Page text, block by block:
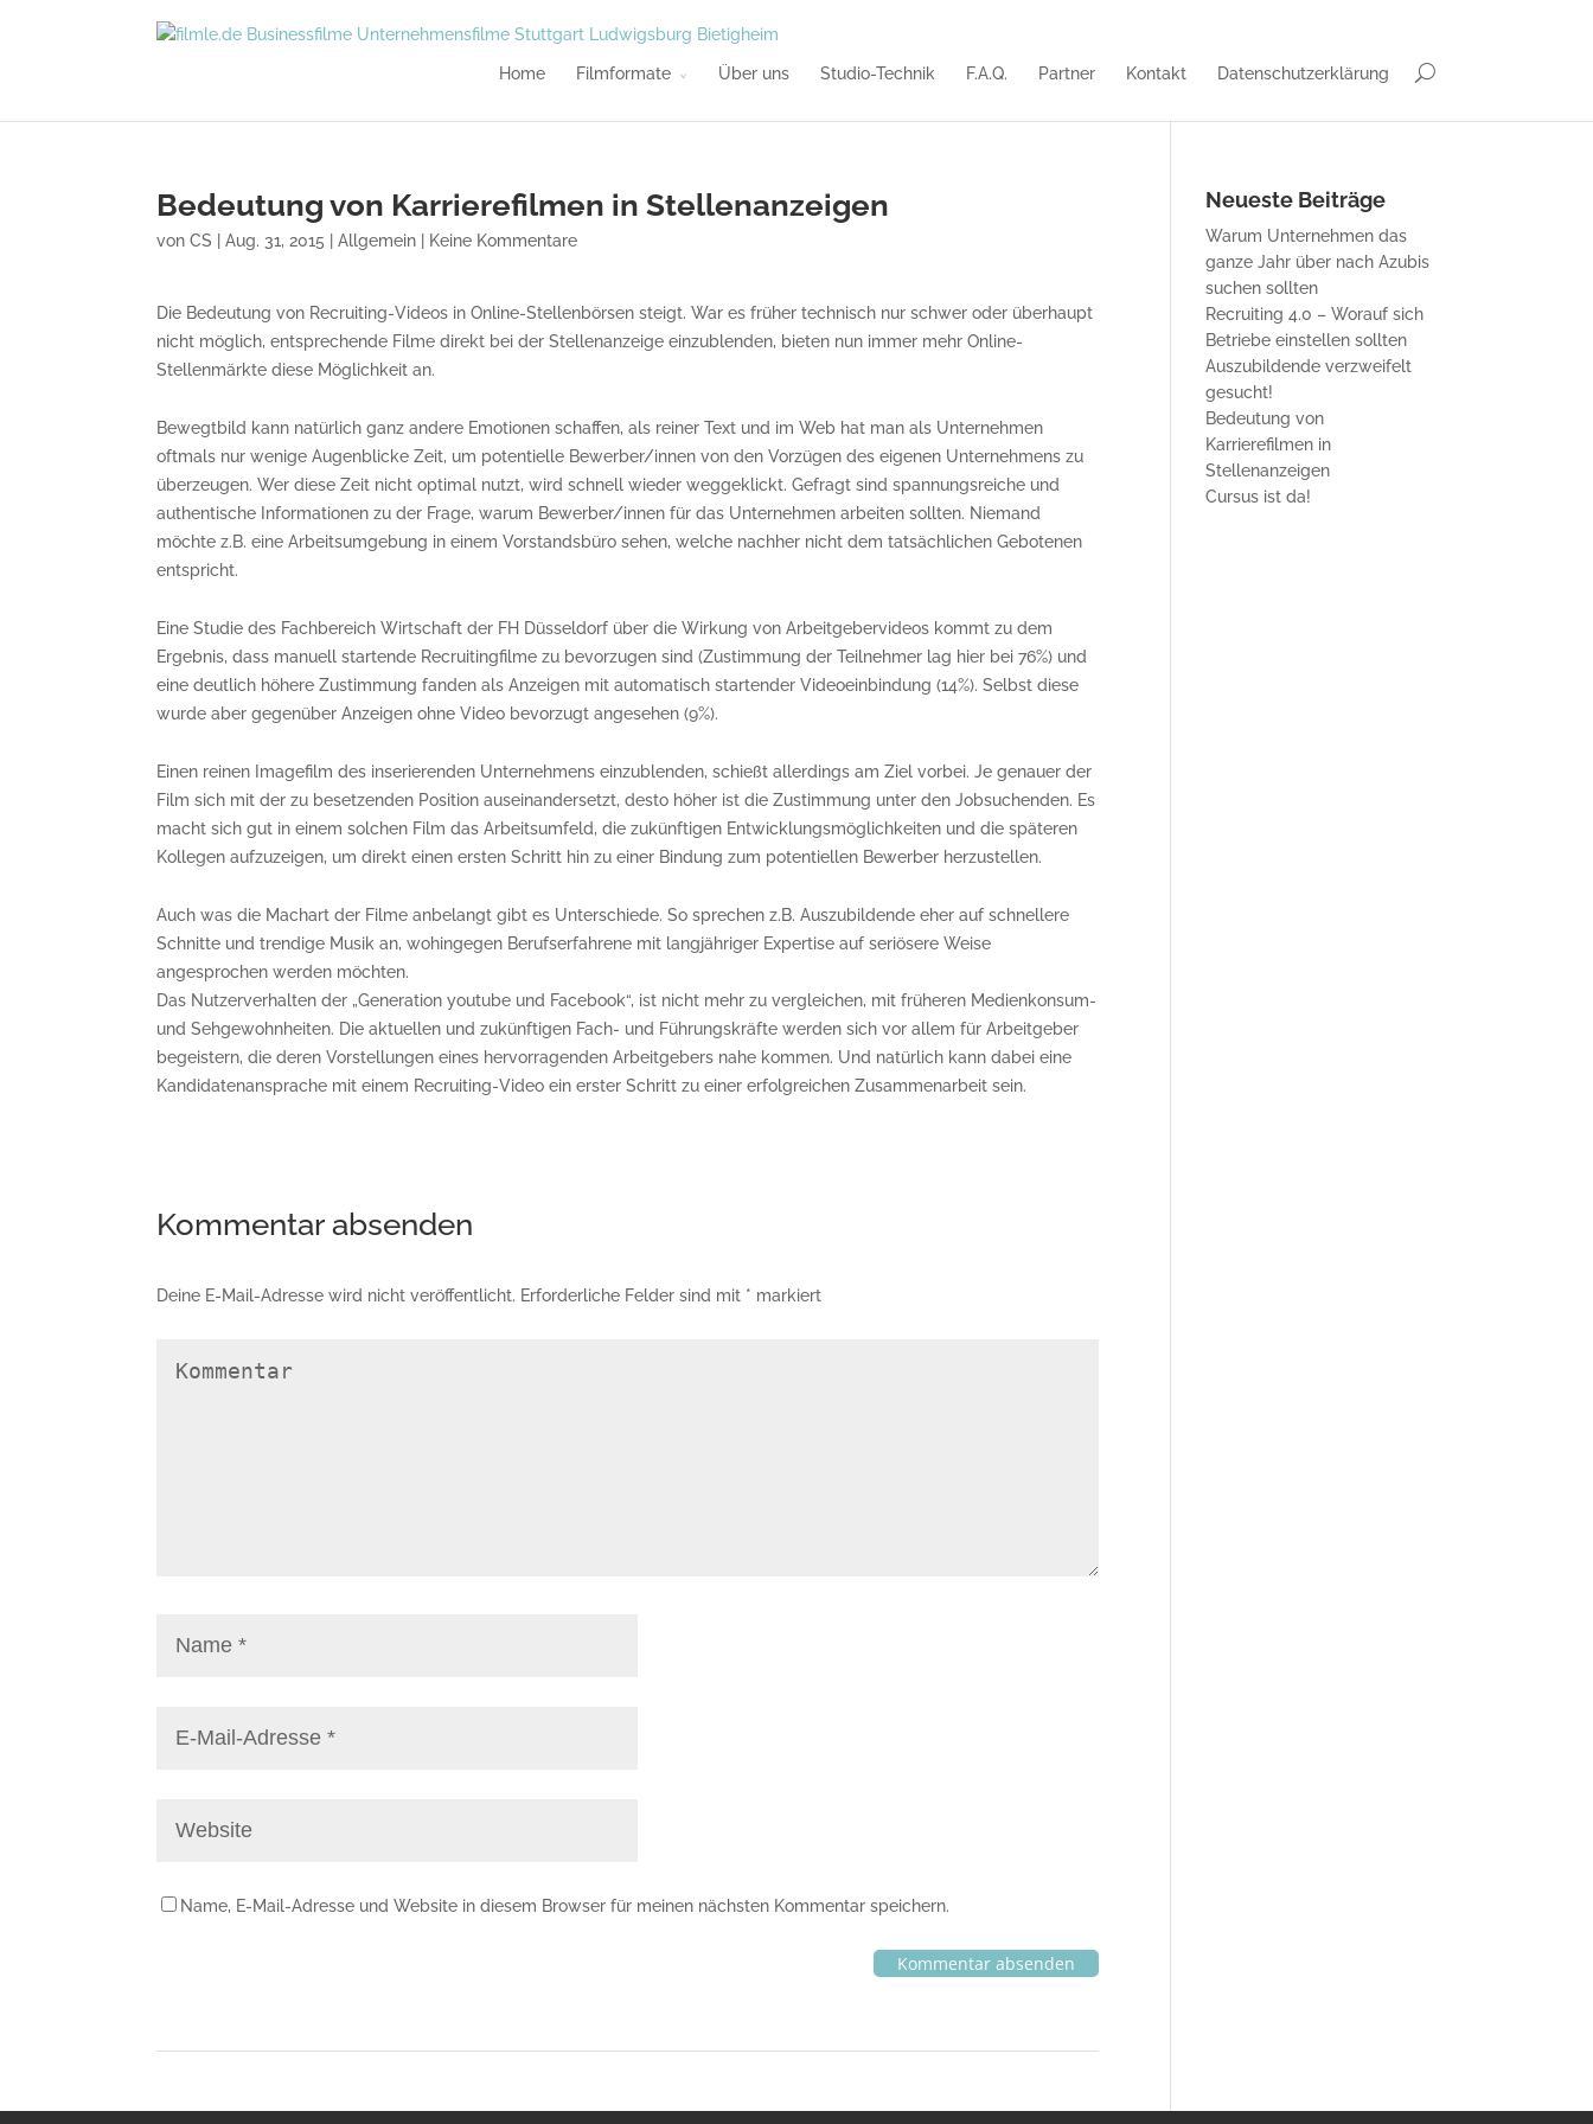
Home Filmformate Über uns Studio-Technik F.A.Q. Partner Kontakt Datenschutzerklärung
Bedeutung von Karrierefilmen in Stellenanzeigen
von CS | Aug. 31, 2015 | Allgemein Keine Kommentare
Die Bedeutung von Recruiting-Videos in Online-Stellenbörsen steigt. War es früher technisch nur schwer oder überhaupt
nicht möglich, entsprechende Filme direkt bei der Stellenanzeige einzublenden, bieten nun immer mehr Online-
Stellenmärkte diese Möglichkeit an.
Bewegtbild kann natürlich ganz andere Emotionen schaffen, als reiner Text und im Web hat man als Unternehmen
oftmals nur wenige Augenblicke Zeit, um potentielle Bewerber/innen von den Vorzügen des eigenen Unternehmens zu
überzeugen. Wer diese Zeit nicht optimal nutzt, wird schnell wieder weggeklickt. Gefragt sind spannungsreiche und
authentische Informationen zu der Frage, warum Bewerber/innen für das Unternehmen arbeiten sollten. Niemand
möchte z.B. eine Arbeitsumgebung in einem Vorstandsbüro sehen, welche nachher nicht dem tatsächlichen Gebotenen
entspricht.
Eine Studie des Fachbereich Wirtschaft der FH Düsseldorf über die Wirkung von Arbeitgebervideos kommt zu dem
Ergebnis, dass manuell startende Recruitingfilme zu bevorzugen sind (Zustimmung der Teilnehmer lag hier bei 76%) und
eine deutlich höhere Zustimmung fanden als Anzeigen mit automatisch startender Videoeinbindung (14%). Selbst diese
wurde aber gegenüber Anzeigen ohne Video bevorzugt angesehen (9%).
Einen reinen Imagefilm des inserierenden Unternehmens einzublenden, schießt allerdings am Ziel vorbei. Je genauer der
Film sich mit der zu besetzenden Position auseinandersetzt, desto höher ist die Zustimmung unter den Jobsuchenden. Es
macht sich gut in einem solchen Film das Arbeitsumfeld, die zukünftigen Entwicklungsmöglichkeiten und die späteren
Kollegen aufzuzeigen, um direkt einen ersten Schritt hin zu einer Bindung zum potentiellen Bewerber herzustellen.
Auch was die Machart der Filme anbelangt gibt es Unterschiede. So sprechen z.B. Auszubildende eher auf schnellere
Schnitte und trendige Musik an, wohingegen Berufserfahrene mit langjähriger Expertise auf seriösere Weise
angesprochen werden möchten.
Das Nutzerverhalten der „Generation youtube und Facebook“, ist nicht mehr zu vergleichen, mit früheren Medienkonsum-
und Sehgewohnheiten. Die aktuellen und zukünftigen Fach- und Führungskräfte werden sich vor allem für Arbeitgeber
begeistern, die deren Vorstellungen eines hervorragenden Arbeitgebers nahe kommen. Und natürlich kann dabei eine
Kandidatenansprache mit einem Recruiting-Video ein erster Schritt zu einer erfolgreichen Zusammenarbeit sein.
Kommentar absenden
Deine E-Mail-Adresse wird nicht veröffentlicht. Erforderliche Felder sind mit * markiert
Name, E-Mail-Adresse und Website in diesem Browser für meinen nächsten Kommentar speichern.
Neueste Beiträge
Warum Unternehmen das
ganze Jahr über nach Azubis
suchen sollten
Recruiting 4.0 – Worauf sich
Betriebe einstellen sollten
Auszubildende verzweifelt
gesucht!
Bedeutung von
Karrierefilmen in
Stellenanzeigen
Cursus ist da!